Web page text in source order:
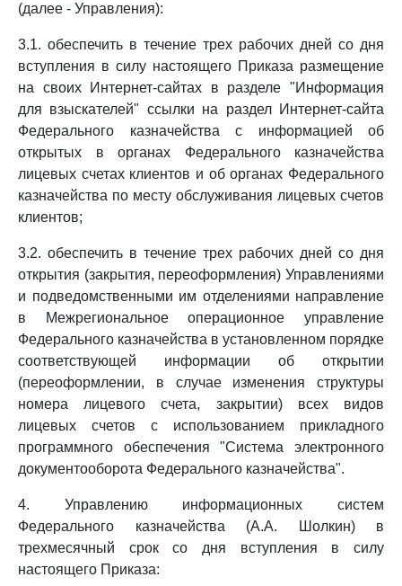
(далее - Управления):
3.1. обеспечить в течение трех рабочих дней со дня
вступления в силу настоящего Приказа размещение
на своих Интернет-сайтах в разделе "Информация
для взыскателей" ссылки на раздел Интернет-сайта
Федерального казначейства с информацией об
открытых в органах Федерального казначейства
лицевых счетах клиентов и об органах Федерального
казначейства по месту обслуживания лицевых счетов
клиентов;
3.2. обеспечить в течение трех рабочих дней со дня
открытия (закрытия, переоформления) Управлениями
и подведомственными им отделениями направление
в Межрегиональное операционное управление
Федерального казначейства в установленном порядке
соответствующей информации об открытии
(переоформлении, в случае изменения структуры
номера лицевого счета, закрытии) всех видов
лицевых счетов с использованием прикладного
программного обеспечения "Система электронного
документооборота Федерального казначейства".
4. Управлению информационных систем
Федерального казначейства (А.А. Шолкин) в
трехмесячный срок со дня вступления в силу
настоящего Приказа: